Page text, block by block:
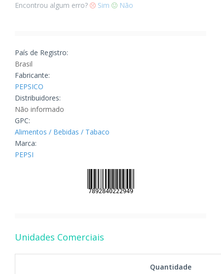
Encontrou algum erro? Sim Não
País de Registro:
Brasil
Fabricante:
PEPSICO
Distribuidores:
Não informado
GPC:
Alimentos / Bebidas / Tabaco
Marca:
PEPSI
Unidades Comerciais
Quantidade